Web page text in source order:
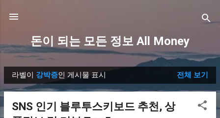
돈이 되는 모든 정보 All Money
글
라벨이 강박증인 게시물 표시 전체 보기
SNS 인기 블루투스키보드 추천, 상